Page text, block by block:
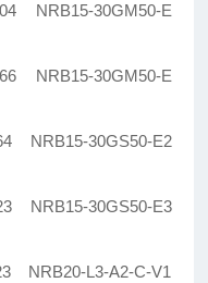
NRB15-30GM50-E
NRB15-30GM50-E
NRB15-30GS50-E2
NRB15-30GS50-E3
NRB20-L3-A2-C-V1